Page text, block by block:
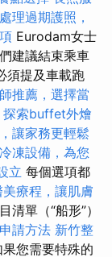
理過期護照，
Eurodam女士
建議結束乘車
須提及車載跑
推薦，選擇當
探索buffet外燴
讓家務更輕鬆
凍設備，為您
立 每個選項都
療程，讓肌膚
單（“船形”）
請方法 新竹整
果您需要特殊的